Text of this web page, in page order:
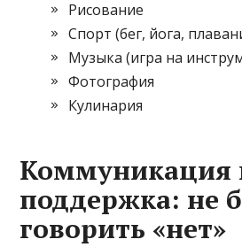
Рисование
Спорт (бег, йога,
Музыка (игра на
Фотография
Кулинария
Коммуникация
поддержка: не
говорить «нет»